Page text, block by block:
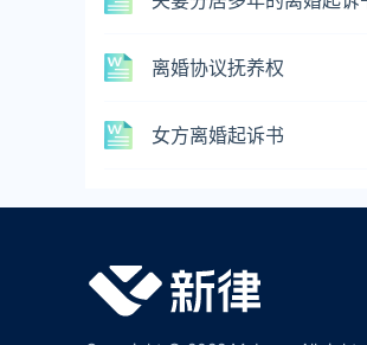
离婚协议抚养权
女方离婚起诉书